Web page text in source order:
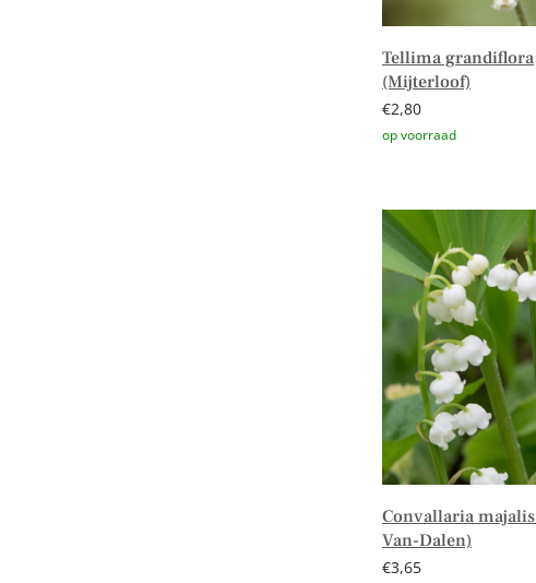
Tellima grandiflora
(Mijterloof)
€2,80
Convallaria
Van-Dalen)
€3,65